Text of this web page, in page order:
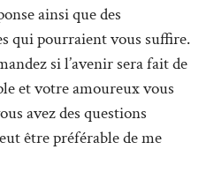
ainsi que des
qui pourraient vous suffire.
si l’avenir sera fait de
et votre amoureux vous
avez des questions
être préférable de me